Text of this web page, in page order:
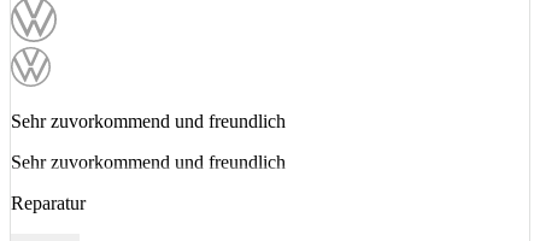
Sehr zuvorkommend und freundlich
Sehr zuvorkommend und freundlich
Reparatur